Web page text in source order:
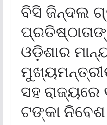
ବିସି ଜିନ୍ଦଲ
ଓଡ଼ିଶାର
ସହ
ଟଙ୍କା